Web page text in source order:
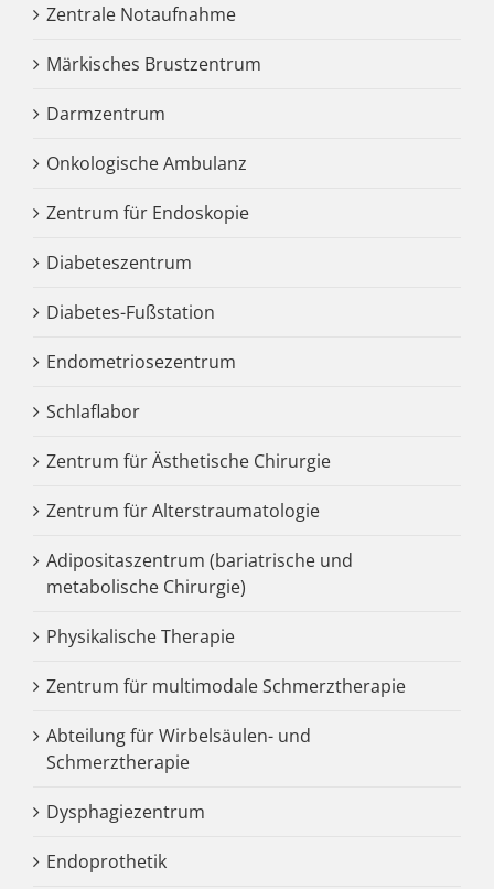
Zentrale Notaufnahme
Märkisches Brustzentrum
Darmzentrum
Onkologische Ambulanz
Zentrum für Endoskopie
Diabeteszentrum
Diabetes-Fußstation
Endometriosezentrum
Schlaflabor
Zentrum für Ästhetische Chirurgie
Zentrum für Alterstraumatologie
Adipositaszentrum (bariatrische und
metabolische Chirurgie)
Physikalische Therapie
Zentrum für multimodale Schmerztherapie
Abteilung für Wirbelsäulen- und
Schmerztherapie
Dysphagiezentrum
Endoprothetik